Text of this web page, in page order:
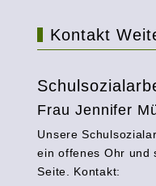
Kontakt
Frau Jennifer
Unsere
ein offenes Ohr und
Seite. Kontakt: